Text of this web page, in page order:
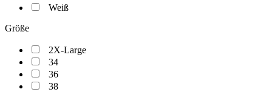
Weiß
Größe
2X-Large
34
36
38